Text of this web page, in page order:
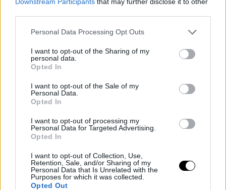
Personal Data Processing Opt Outs
I want to opt-out of the Sharing of my
personal data.
Opted In
I want to opt-out of the Sale of my
Personal Data.
Opted In
I want to opt-out of processing my
Personal Data for Targeted Advertising.
Opted In
I want to opt-out of Collection, Use,
Retention, Sale, and/or Sharing of my
Personal Data that Is Unrelated with the
Purposes for which it was collected.
Opted Out
donde se encuentra, a día de hoy, a más de 6.000
pasado mes de octubre, cuandosu hermano menor
falleció en un accidente automovilístico.
ejercicio físico ha sido limitada, siguiendo unestricto
rotura en el pie, el cual, en ocasiones, ha llegado a
saltarse, lo que ha ayudado en su aumento de peso.
Después de jugársela a una carta conEmbiid en el
Draft, prescindiendo de otros talentos muy